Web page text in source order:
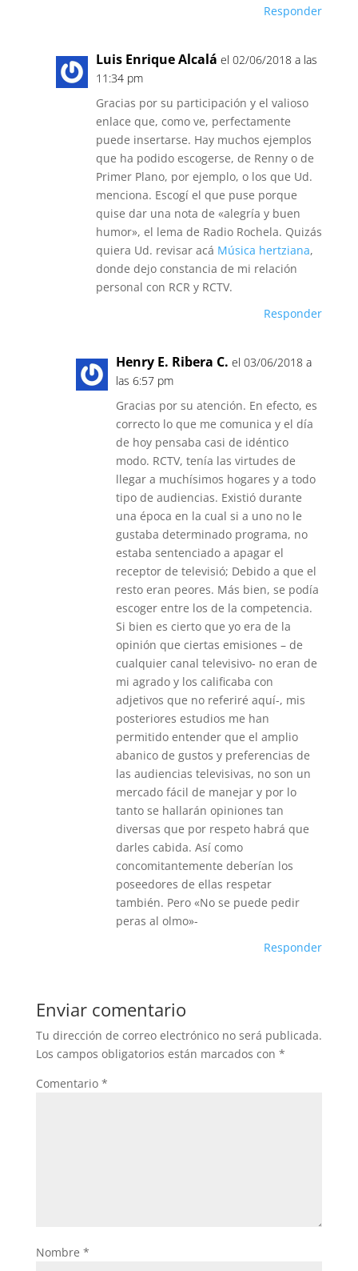
Responder
Luis Enrique Alcalá el 02/06/2018 a las
11:34 pm
Gracias por su participación y el valioso
enlace que, como ve, perfectamente
puede insertarse. Hay muchos ejemplos
que ha podido escogerse, de Renny o de
Primer Plano, por ejemplo, o los que Ud.
menciona. Escogí el que puse porque
quise dar una nota de «alegría y buen
humor», el lema de Radio Rochela. Quizás
quiera Ud. revisar acá Música hertziana,
donde dejo constancia de mi relación
personal con RCR y RCTV.
Responder
Henry E. Ribera C. el 03/06/2018 a
las 6:57 pm
Gracias por su atención. En efecto, es
correcto lo que me comunica y el día
de hoy pensaba casi de idéntico
modo. RCTV, tenía las virtudes de
llegar a muchísimos hogares y a todo
tipo de audiencias. Existió durante
una época en la cual si a uno no le
gustaba determinado programa, no
estaba sentenciado a apagar el
receptor de televisió; Debido a que el
resto eran peores. Más bien, se podía
escoger entre los de la competencia.
Si bien es cierto que yo era de la
opinión que ciertas emisiones – de
cualquier canal televisivo- no eran de
mi agrado y los calificaba con
adjetivos que no referiré aquí-, mis
posteriores estudios me han
permitido entender que el amplio
abanico de gustos y preferencias de
las audiencias televisivas, no son un
mercado fácil de manejar y por lo
tanto se hallarán opiniones tan
diversas que por respeto habrá que
darles cabida. Así como
concomitantemente deberían los
poseedores de ellas respetar
también. Pero «No se puede pedir
peras al olmo»-
Responder
Enviar comentario
Tu dirección de correo electrónico no será publicada.
Los campos obligatorios están marcados con *
Comentario *
Nombre *